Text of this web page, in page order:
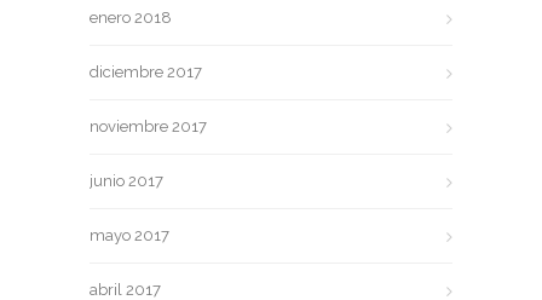
enero 2018
diciembre 2017
noviembre 2017
junio 2017
mayo 2017
abril 2017